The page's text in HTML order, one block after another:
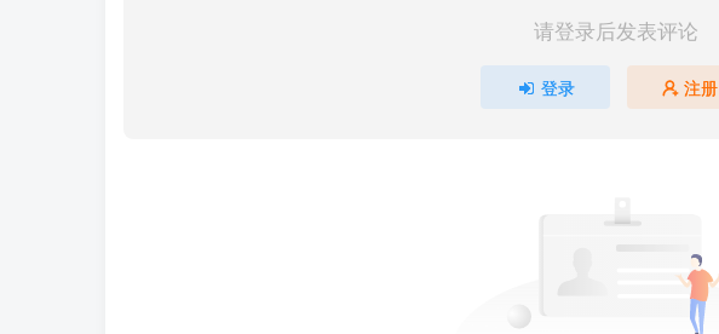
请登录后发表评论
登录 注册